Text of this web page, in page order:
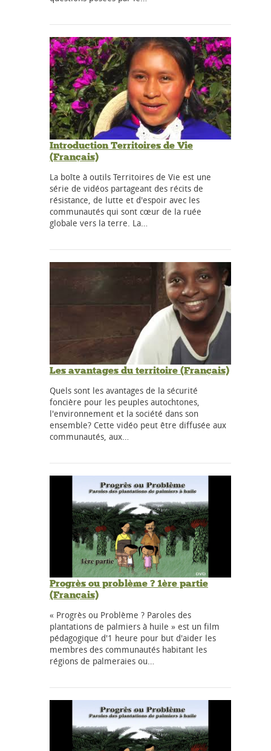
Introduction Territoires de Vie
(Français)
La boîte à outils Territoires de Vie est une
série de vidéos partageant des récits de
résistance, de lutte et d'espoir avec les
communautés qui sont cœur de la ruée
globale vers la terre. La…
Les avantages du territoire (Français)
Quels sont les avantages de la sécurité
foncière pour les peuples autochtones,
l'environnement et la société dans son
ensemble? Cette vidéo peut être diffusée aux
communautés, aux…
Progrès ou problème ? 1ère partie
(Français)
« Progrès ou Problème ? Paroles des
plantations de palmiers à huile » est un film
pédagogique d'1 heure pour but d'aider les
membres des communautés habitant les
régions de palmeraies ou…